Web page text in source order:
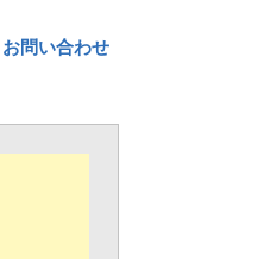
お問い合わせ